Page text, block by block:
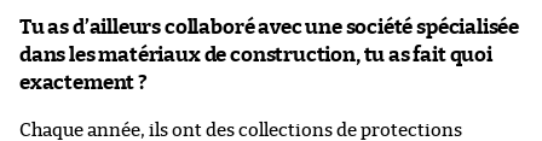
Tu as d’ailleurs collaboré avec une société spécialisée
dans les matériaux de construction, tu as fait quoi
exactement ?
Chaque année, ils ont des collections de protections